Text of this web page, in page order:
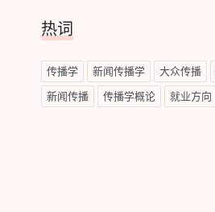
热词
传播学 新闻传播学 大众传播
新闻传播 传播学概论 就业方向